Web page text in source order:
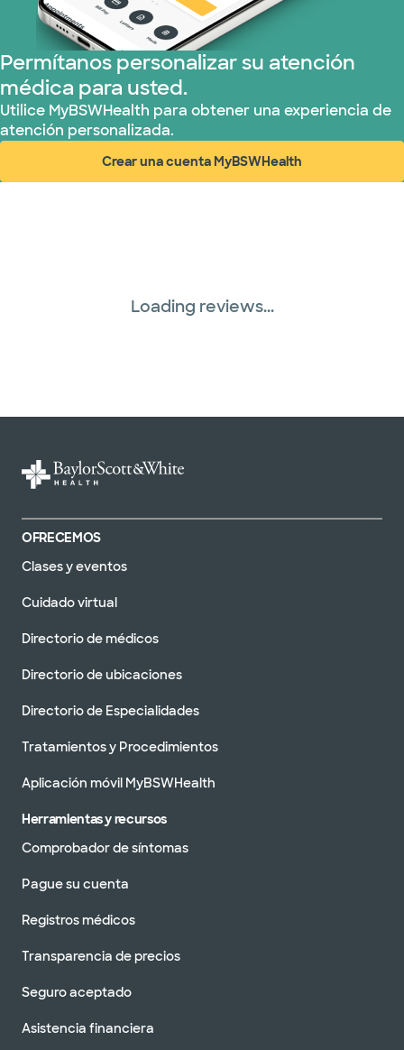
Permítanos personalizar su atención
médica para usted.
Utilice MyBSWHealth para obtener una experiencia de
atención personalizada.
Crear una cuenta MyBSWHealth
(abre en ventana nueva)
Loading reviews...
OFRECEMOS
Clases y eventos
Cuidado virtual
Directorio de médicos
Directorio de ubicaciones
Directorio de Especialidades
Tratamientos y Procedimientos
Aplicación móvil MyBSWHealth
Herramientas y recursos
Comprobador de síntomas
Pague su cuenta
Registros médicos
Transparencia de precios
Seguro aceptado
Asistencia financiera